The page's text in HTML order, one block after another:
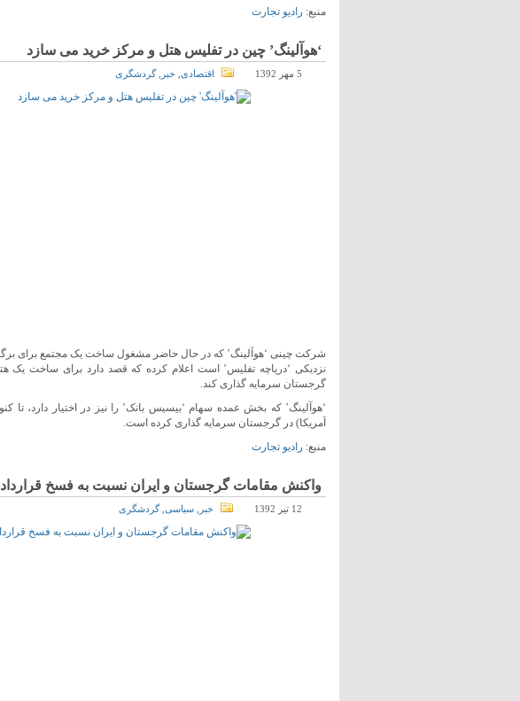
منبع: رادیو تجارت
‘هوآلینگ’ چین در تفلیس هتل و مرکز خرید می سازد
5 مهر 1392 اقتصادی خبر ,گردشگری
گرجستان سرمایه گذاری کند.
آمریکا) در گرجستان سرمایه گذاری کرده است.
منبع: رادیو تجارت
واکنش مقامات گرجستان و ایران نسبت به فسخ قرارداد
12 تیر 1392 خبر سیاسی ,گردشگری